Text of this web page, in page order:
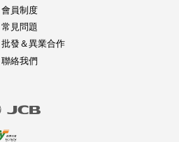
會員制度
常見問題
批發＆異業合作
聯絡我們
Master